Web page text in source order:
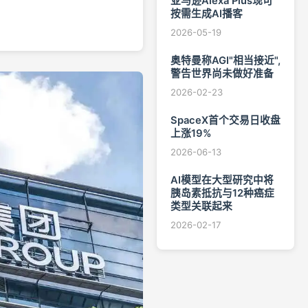
按需生成AI播客
2026-05-19
奥特曼称AGI"相当接近",
警告世界尚未做好准备
2026-02-23
SpaceX首个交易日收盘
上涨19%
2026-06-13
AI模型在大型研究中将
胰岛素抵抗与12种癌症
类型关联起来
2026-02-17